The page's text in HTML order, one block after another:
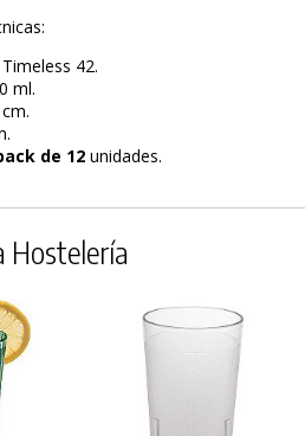
42.
ml.
de 12 unidades.
Hostelería